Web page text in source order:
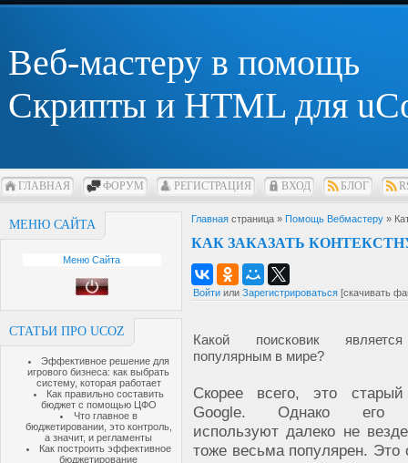
Веб-мастеру в помощь
Скрипты и HTML для
ГЛАВНАЯ ФОРУМ РЕГИСТРАЦИЯ ВХОД БЛОГ
МЕНЮ САЙТА
Меню Сайта
СТАТЬИ ПРО UCOZ
Эффективное решение для
игрового бизнеса: как выбрать
систему, которая работает
Как правильно составить
бюджет с помощью ЦФО
Что главное в
бюджетировании, это контроль,
а значит, и регламенты
Как построить эффективное
бюджетирование
Главная страница » Помощь Вебмастеру »
КАК ЗАКАЗАТЬ
Войти или Зарегистрироваться [скачивать
Какой поисковик
популярным в мире?
Скорее всего, это
Google. Однако его
используют далеко не
тоже весьма популярен. Это